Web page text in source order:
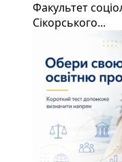
Факультет
Сікорського...